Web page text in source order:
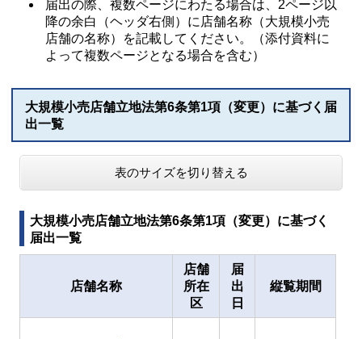
届出の際、複数ページにわたる場合は、2ページ以
降の余白（ヘッダ右側）に店舗名称（大規模小売
店舗の名称）を記載してください。（添付資料に
よって複数ページとなる場合を含む）
大規模小売店舗立地法第6条第1項（変更）に基づく届
出一覧
表のサイズを切り替える
大規模小売店舗立地法第6条第1項（変更）に基づく
届出一覧
店舗名称
店舗
所在
区
届
出
日
縦覧期間